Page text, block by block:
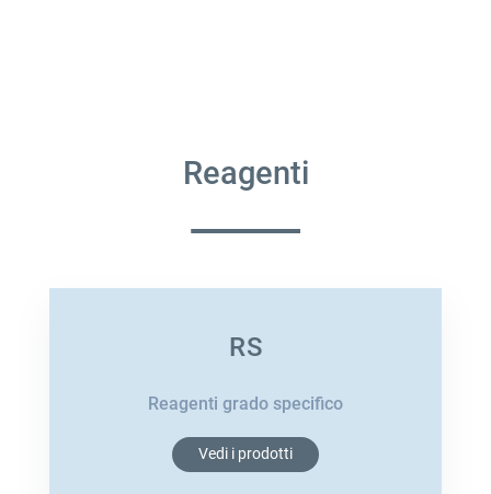
Reagenti
RS
Reagenti grado specifico
Vedi i prodotti